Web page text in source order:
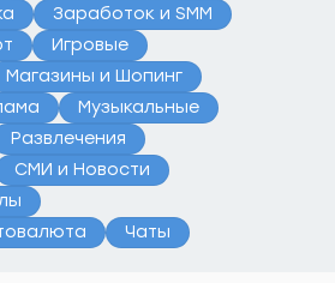
Заработок и SMM
Игровые
Магазины и Шопинг
Музыкальные
Развлечения
СМИ и Новости
Чаты